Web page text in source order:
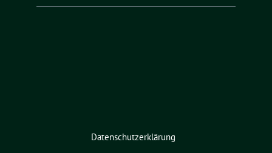
Datenschutzerklärung